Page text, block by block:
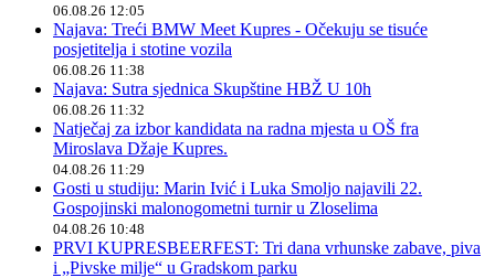
06.08.26 12:05
Najava: Treći BMW Meet Kupres - Očekuju se tisuće
posjetitelja i stotine vozila
06.08.26 11:38
Najava: Sutra sjednica Skupštine HBŽ U 10h
06.08.26 11:32
Natječaj za izbor kandidata na radna mjesta u OŠ fra
Miroslava Džaje Kupres.
04.08.26 11:29
Gosti u studiju: Marin Ivić i Luka Smoljo najavili 22.
Gospojinski malonogometni turnir u Zloselima
04.08.26 10:48
PRVI KUPRESBEERFEST: Tri dana vrhunske zabave, piva
i „Pivske milje“ u Gradskom parku